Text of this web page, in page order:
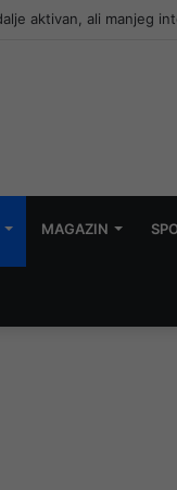
aktivan, ali manjeg
MAGAZIN